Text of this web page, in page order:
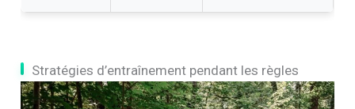
Stratégies d’entraînement pendant les règles